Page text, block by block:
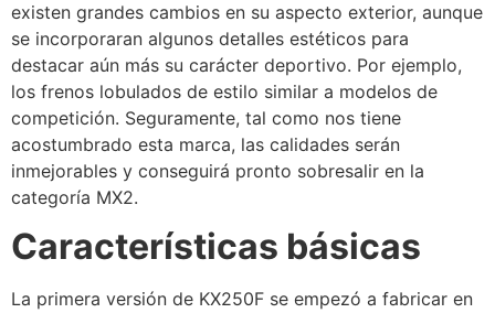
existen grandes cambios en su aspecto exterior, aunque
se incorporaran algunos detalles estéticos para
destacar aún más su carácter deportivo. Por ejemplo,
los frenos lobulados de estilo similar a modelos de
competición. Seguramente, tal como nos tiene
acostumbrado esta marca, las calidades serán
inmejorables y conseguirá pronto sobresalir en la
categoría MX2.
Características básicas
La primera versión de KX250F se empezó a fabricar en